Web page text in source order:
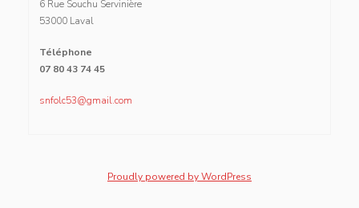
6 Rue Souchu Servinière
53000 Laval
Téléphone
07 80 43 74 45
snfolc53@gmail.com
Proudly powered by WordPress